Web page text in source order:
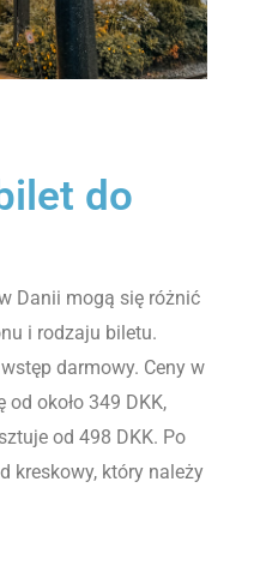
do
Danii mogą się różnić
i rodzaju biletu.
darmowy. Ceny w
około 349 DKK,
od 498 DKK. Po
kreskowy, który należy